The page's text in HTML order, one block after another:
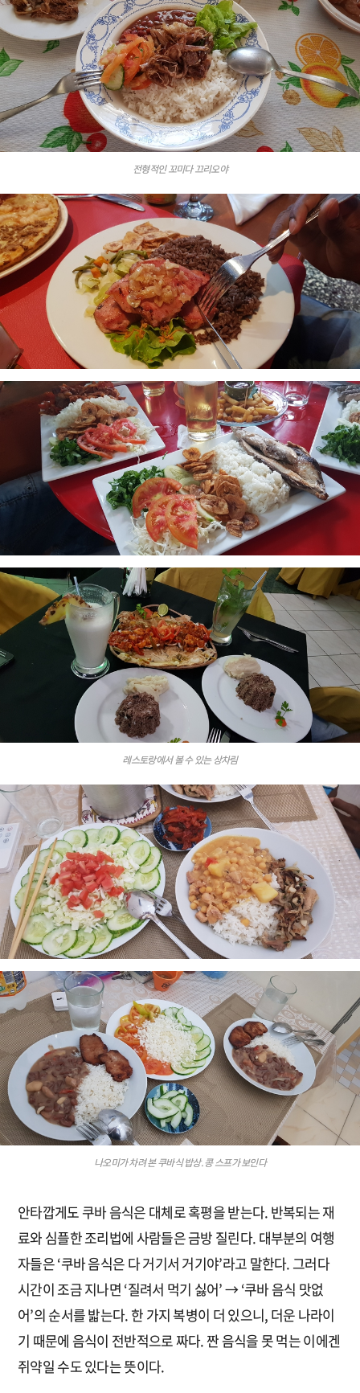
전형적인 꼬미다 끄리오야
레스토랑에서 볼 수 있는 상차림
나오미가 차려 본 쿠바식 밥상. 콩 스프가 보인다
안타깝게도 쿠바 음식은 대체로 혹평을 받는다. 반복되는 재
료와 심플한 조리법에 사람들은 금방 질린다. 대부분의 여행
자들은 ‘쿠바 음식은 다 거기서 거기야’라고 말한다. 그러다
시간이 조금 지나면 ‘질려서 먹기 싫어’ → ‘쿠바 음식 맛없
어’의 순서를 밟는다. 한 가지 복병이 더 있으니, 더운 나라이
기 때문에 음식이 전반적으로 짜다. 짠 음식을 못 먹는 이에겐
쥐약일 수도 있다는 뜻이다.